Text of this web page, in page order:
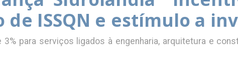
de ISSQN e estímulo a
3% para serviços ligados à engenharia, arquitetura e